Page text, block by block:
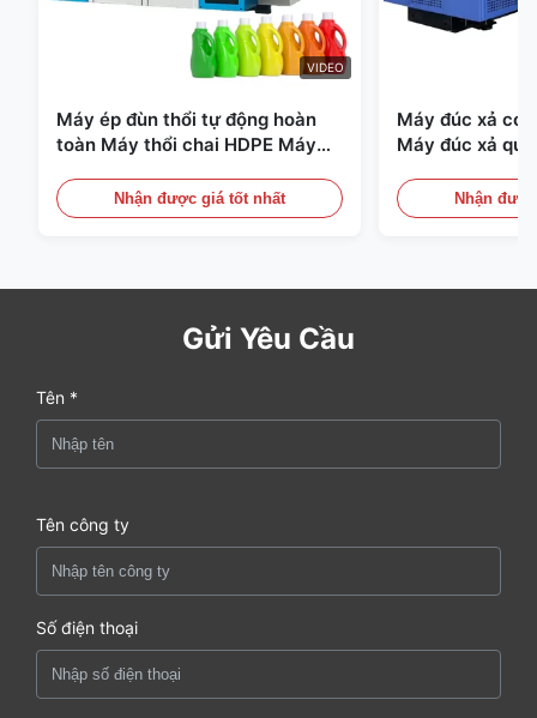
VIDEO
Máy ép đùn thổi tự động hoàn
toàn Máy thổi chai HDPE Máy
Nhận được giá tốt nhất
Máy đúc xả có
Máy đúc xả
Nhận
Gửi Yêu Cầu
Tên *
Tên công ty
Số điện thoại